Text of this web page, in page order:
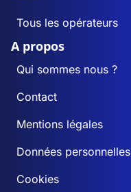
Tous les opérateurs
A propos
Qui sommes nous ?
Contact
Mentions légales
Données personnelles
Cookies